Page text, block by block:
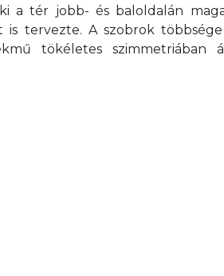
a tér jobb- és baloldalán
is tervezte. A szobrok
tökéletes szimmetriában